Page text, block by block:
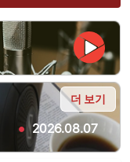
더 보기
● 2026.08.07